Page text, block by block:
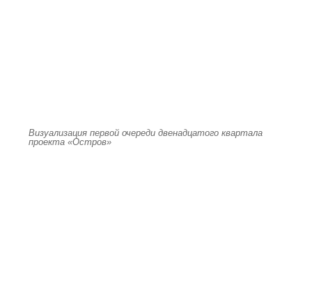
Визуализация первой очереди двенадцатого квартала
проекта «Остров»